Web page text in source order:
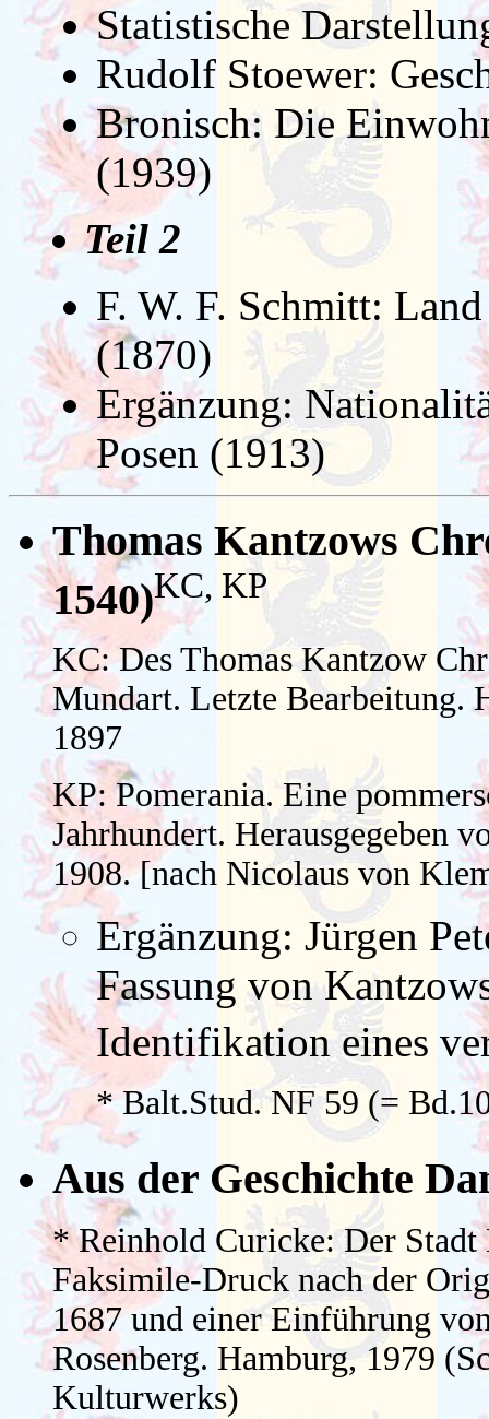
Statistische
Rudolf Stoewer:
Bronisch: Die
(1939)
Teil 2
F. W. F. Schmitt:
(1870)
Ergänzung:
Posen (1913)
Thomas Kantzows
1540)KC, KP
KC: Des Thomas Kantzow
Mundart. Letzte Bearbeitung.
1897
KP: Pomerania. Eine
Jahrhundert. Herausgegeben
1908. [nach Nicolaus von
Ergänzung: Jürgen
Fassung von
Identifikation eines
* Balt.Stud. NF 59 (=
Aus der Geschichte
* Reinhold Curicke: Der Stadt
Faksimile-Druck nach der
1687 und einer Einführung
Rosenberg. Hamburg, 1979
Kulturwerks)